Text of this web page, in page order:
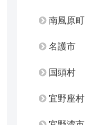
南風原町
名護市
国頭村
宜野座村